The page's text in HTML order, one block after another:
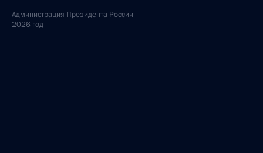
Администрация Президента России
2026 год